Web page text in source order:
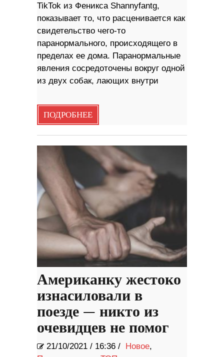
TikTok из Феникса Shannyfantg,
показывает то, что расценивается как
свидетельство чего-то
паранормального, происходящего в
пределах ее дома. Паранормальные
явления сосредоточены вокруг одной
из двух собак, лающих внутри
ПОДРОБНЕЕ
Американку жестоко
изнасиловали в
поезде — никто из
очевидцев не помог
21/10/2021 / 16:36 / Новое,